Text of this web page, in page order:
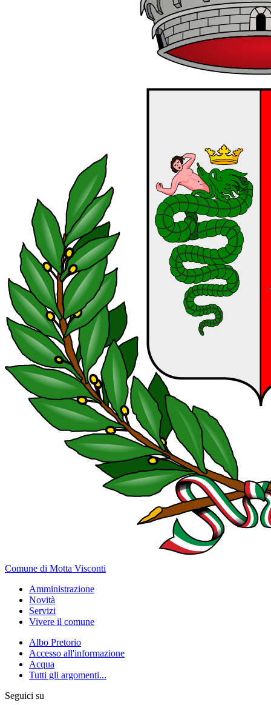
Comune di Motta Visconti
Amministrazione
Novità
Servizi
Vivere il comune
Albo Pretorio
Accesso all'informazione
Acqua
Tutti gli argomenti...
Seguici su